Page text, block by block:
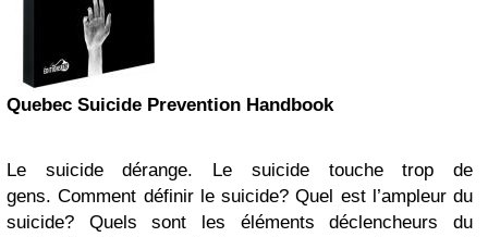
Quebec Suicide Prevention Handbook
Le suicide dérange. Le suicide touche trop de
gens. Comment définir le suicide? Quel est l’ampleur du
suicide? Quels sont les éléments déclencheurs du